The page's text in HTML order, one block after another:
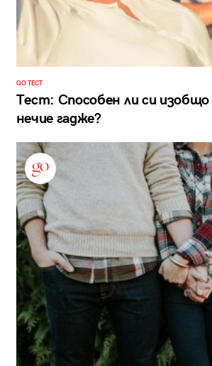
GO ТЕСТ
Тест: Способен ли си
нечие гадже?